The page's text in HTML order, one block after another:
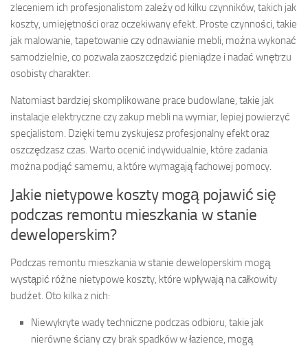
zleceniem ich profesjonalistom zależy od kilku czynników, takich jak
koszty, umiejętności oraz oczekiwany efekt. Proste czynności, takie
jak malowanie, tapetowanie czy odnawianie mebli, można wykonać
samodzielnie, co pozwala zaoszczędzić pieniądze i nadać wnętrzu
osobisty charakter.
Natomiast bardziej skomplikowane prace budowlane, takie jak
instalacje elektryczne czy zakup mebli na wymiar, lepiej powierzyć
specjalistom. Dzięki temu zyskujesz profesjonalny efekt oraz
oszczędzasz czas. Warto ocenić indywidualnie, które zadania
można podjąć samemu, a które wymagają fachowej pomocy.
Jakie nietypowe koszty mogą pojawić się
podczas remontu mieszkania w stanie
deweloperskim?
Podczas remontu mieszkania w stanie deweloperskim mogą
wystąpić różne nietypowe koszty, które wpływają na całkowity
budżet. Oto kilka z nich:
Niewykryte wady techniczne podczas odbioru, takie jak
nierówne ściany czy brak spadków w łazience, mogą